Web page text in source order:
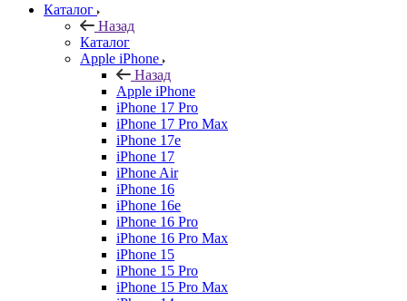
Каталог
Назад
Каталог
Apple iPhone
Назад
Apple iPhone
iPhone 17 Pro
iPhone 17 Pro Max
iPhone 17e
iPhone 17
iPhone Air
iPhone 16
iPhone 16e
iPhone 16 Pro
iPhone 16 Pro Max
iPhone 15
iPhone 15 Pro
iPhone 15 Pro Max